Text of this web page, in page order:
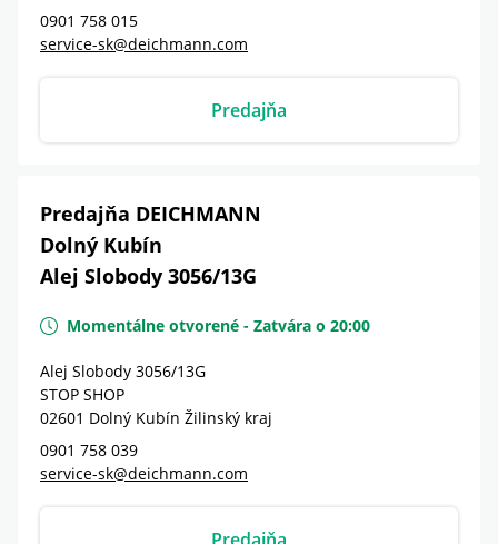
0901 758 015
service-sk@deichmann.com
Predajňa
Predajňa DEICHMANN
Dolný Kubín
Alej Slobody 3056/13G
Momentálne otvorené - Zatvára o 20:00
Alej Slobody 3056/13G
STOP SHOP
02601 Dolný Kubín Žilinský kraj
0901 758 039
service-sk@deichmann.com